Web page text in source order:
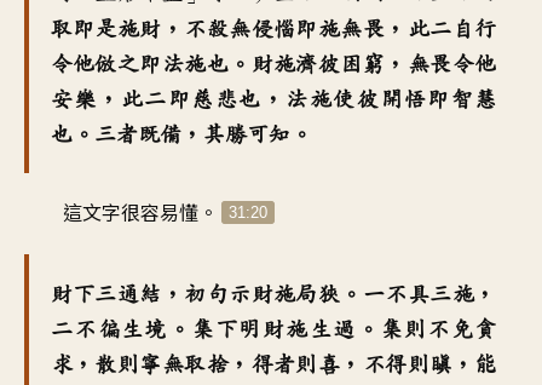
取即是施財，不殺無侵惱即施無畏，此二自行
令他倣之即法施也。財施濟彼困窮，無畏令他
安樂，此二即慈悲也，法施使彼開悟即智慧
也。三者既備，其勝可知。
這文字很容易懂。 31:20
財下三通結，初句示財施局狹。一不具三施，
二不徧生境。集下明財施生過。集則不免貪
求，散則寧無取捨，得者則喜，不得則瞋，能